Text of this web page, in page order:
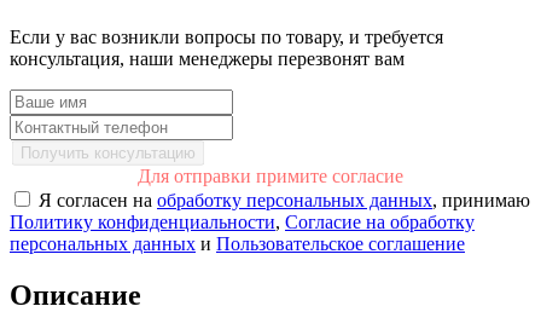
Если у вас возникли вопросы по товару, и требуется
консультация, наши менеджеры перезвонят вам
Получить консультацию
Для отправки примите согласие
Я согласен на обработку персональных данных, принимаю
Политику конфиденциальности, Согласие на обработку
персональных данных и Пользовательское соглашение
Описание